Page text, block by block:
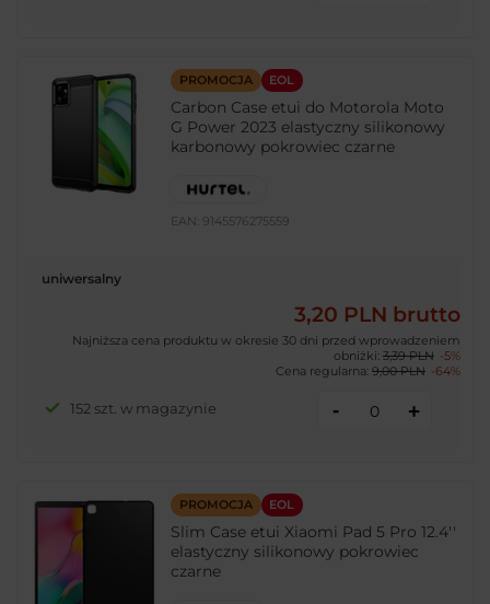
PROMOCJA EOL
Carbon Case etui do Motorola Moto
G Power 2023 elastyczny silikonowy
karbonowy pokrowiec czarne
EAN: 9145576275559
uniwersalny
3,20 PLN brutto
Najniższa cena produktu w okresie 30 dni przed wprowadzeniem
obniżki: 3,39 PLN -5%
Cena regularna: 9,00 PLN -64%
152 szt. w magazynie - +
PROMOCJA EOL
Slim Case etui Xiaomi Pad 5 Pro 12.4''
elastyczny silikonowy pokrowiec
czarne